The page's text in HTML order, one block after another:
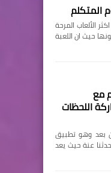
المتكلم
الألعاب المرحة
حيث ان اللعبة
مع
اللحظات
بعد وهو تطبيق
عنة حيث يعد